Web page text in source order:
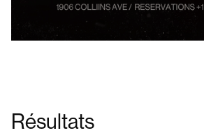
Résultats